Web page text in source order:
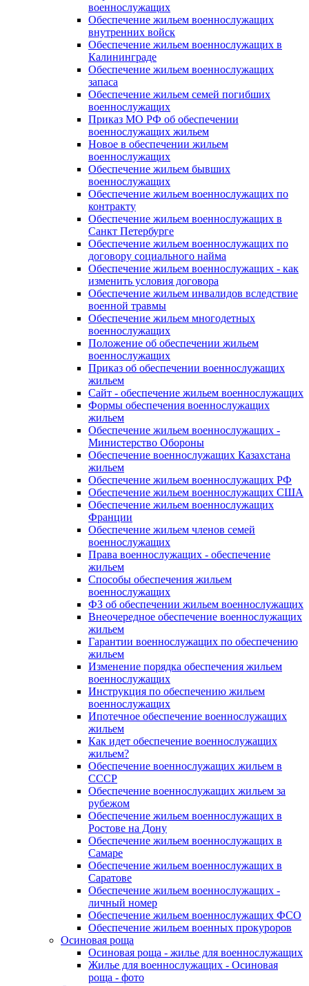
военнослужащих
Обеспечение жильем военнослужащих
внутренних войск
Обеспечение жильем военнослужащих в
Калининграде
Обеспечение жильем военнослужащих
запаса
Обеспечение жильем семей погибших
военнослужащих
Приказ МО РФ об обеспечении
военнослужащих жильем
Новое в обеспечении жильем
военнослужащих
Обеспечение жильем бывших
военнослужащих
Обеспечение жильем военнослужащих по
контракту
Обеспечение жильем военнослужащих в
Санкт Петербурге
Обеспечение жильем военнослужащих по
договору социального найма
Обеспечение жильем военнослужащих - как
изменить условия договора
Обеспечение жильем инвалидов вследствие
военной травмы
Обеспечение жильем многодетных
военнослужащих
Положение об обеспечении жильем
военнослужащих
Приказ об обеспечении военнослужащих
жильем
Сайт - обеспечение жильем военнослужащих
Формы обеспечения военнослужащих
жильем
Обеспечение жильем военнослужащих -
Министерство Обороны
Обеспечение военнослужащих Казахстана
жильем
Обеспечение жильем военнослужащих РФ
Обеспечение жильем военнослужащих США
Обеспечение жильем военнослужащих
Франции
Обеспечение жильем членов семей
военнослужащих
Права военнослужащих - обеспечение
жильем
Способы обеспечения жильем
военнослужащих
ФЗ об обеспечении жильем военнослужащих
Внеочередное обеспечение военнослужащих
жильем
Гарантии военнослужащих по обеспечению
жильем
Изменение порядка обеспечения жильем
военнослужащих
Инструкция по обеспечению жильем
военнослужащих
Ипотечное обеспечение военнослужащих
жильем
Как идет обеспечение военнослужащих
жильем?
Обеспечение военнослужащих жильем в
СССР
Обеспечение военнослужащих жильем за
рубежом
Обеспечение жильем военнослужащих в
Ростове на Дону
Обеспечение жильем военнослужащих в
Самаре
Обеспечение жильем военнослужащих в
Саратове
Обеспечение жильем военнослужащих -
личный номер
Обеспечение жильем военнослужащих ФСО
Обеспечение жильем военных прокуроров
Осиновая роща
Осиновая роща - жилье для военнослужащих
Жилье для военнослужащих - Осиновая
роща - фото